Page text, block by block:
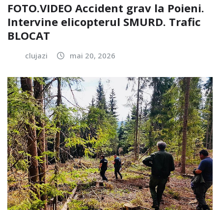
FOTO.VIDEO Accident grav la Poieni.
Intervine elicopterul SMURD. Trafic
BLOCAT
clujazi mai 20, 2026